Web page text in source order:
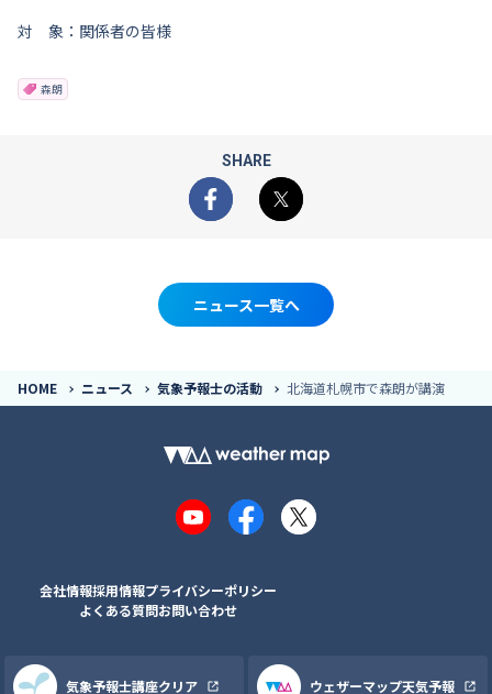
対 象：関係者の皆様
森朗
SHARE
Facebook
X
ニュース一覧へ
HOME ニュース 気象予報士の活動 北海道札幌市で森朗が講演
YouTubeFacebook
X
会社情報採用情報プライバシーポリシー
よくある質問お問い合わせ
気象予報士講座クリア ウェザーマップ天気予報